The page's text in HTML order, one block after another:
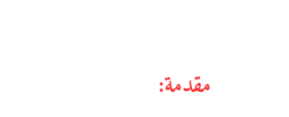
مقدمة: